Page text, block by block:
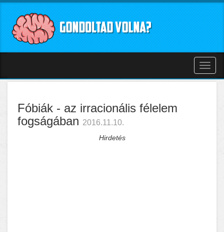
Fóbiák - az irracionális félelem
fogságában 2016.11.10.
Hirdetés